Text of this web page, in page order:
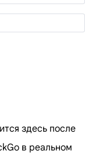
здесь после
в реальном